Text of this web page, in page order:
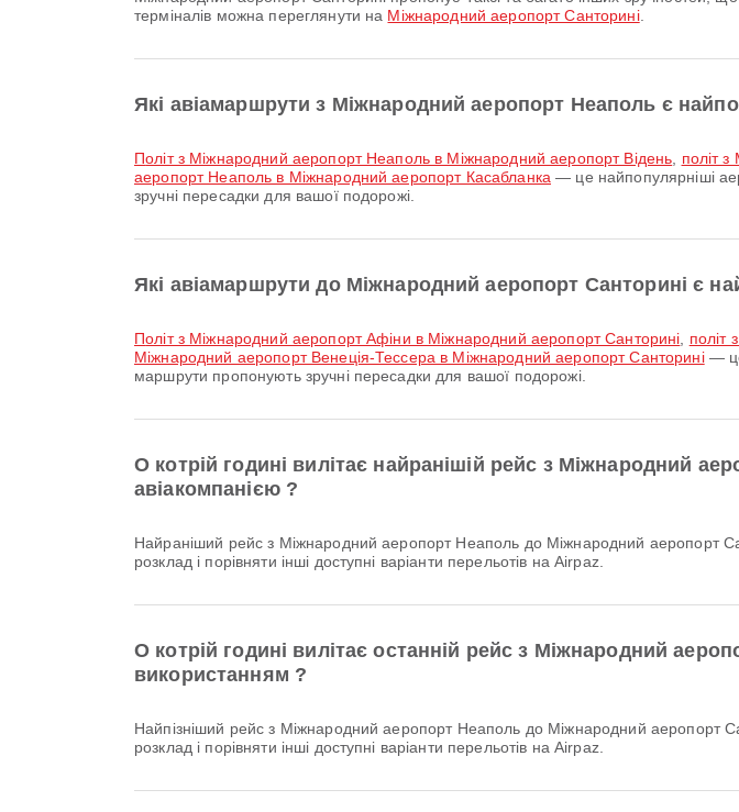
терміналів можна переглянути на Міжнародний аеропорт Санторині.
Які авіамаршрути з Міжнародний аеропорт Неаполь є
політ з Міжнародний аеропорт Неаполь в Міжнародний аеропорт Відень політ
аеропорт Неаполь в Міжнародний аеропорт Касабланка — це найпопулярніші
зручні пересадки для вашої подорожі.
Які авіамаршрути до Міжнародний аеропорт Санторині є
політ з Міжнародний аеропорт Афіни в Міжнародний аеропорт Санторині політ
Міжнародний аеропорт Венеція-Тессера в Міжнародний аеропорт Санторині— це
маршрути пропонують зручні пересадки для вашої подорожі.
О котрій годині вилітає найранішій рейс з Міжнародний
авіакомпанією ?
Найраніший рейс з Міжнародний аеропорт Неаполь до Міжнародний аеропорт Санторині авіакомпанії Volotea відправляється о 06:00. Ви можете переглянути цей
розклад і порівняти інші доступні варіанти перельотів на Airpaz.
О котрій годині вилітає останній рейс з Міжнародний
використанням ?
Найпізніший рейс з Міжнародний аеропорт Неаполь до Міжнародний аеропорт Санторині авіакомпанії Volotea відправляється о 18:05. Ви можете переглянути цей
розклад і порівняти інші доступні варіанти перельотів на Airpaz.